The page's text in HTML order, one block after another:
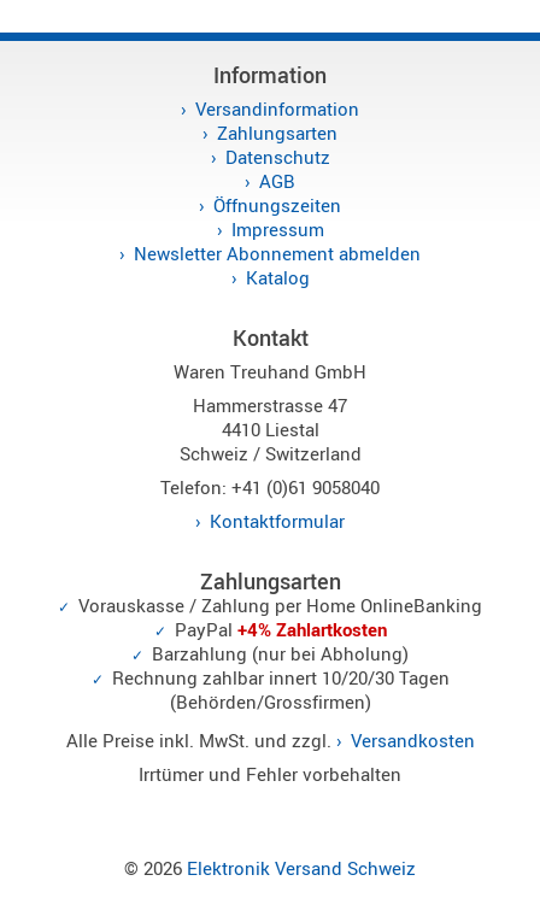
/
Kabel
Information
Versandinformation
Zahlungsarten
Datenschutz
AGB
Öffnungszeiten
Impressum
Newsletter Abonnement abmelden
Katalog
Kontakt
Waren Treuhand GmbH
Hammerstrasse 47
4410 Liestal
Schweiz / Switzerland
Telefon: +41 (0)61 9058040
Kontaktformular
Zahlungsarten
Vorauskasse / Zahlung per Home OnlineBanking
PayPal +4% Zahlartkosten
Barzahlung (nur bei Abholung)
Rechnung zahlbar innert 10/20/30 Tagen
(Behörden/Grossfirmen)
Alle Preise inkl. MwSt. und zzgl.
Versandkosten
Irrtümer und Fehler vorbehalten
© 2026 Elektronik Versand Schweiz